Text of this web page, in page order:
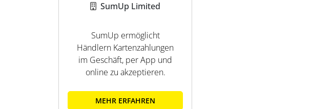
SumUp Limited
SumUp ermöglicht
Händlern Kartenzahlungen
im Geschäft, per App und
online zu akzeptieren.
MEHR ERFAHREN